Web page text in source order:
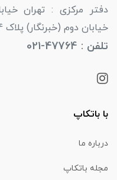
دفتر مرکزی : تهران
خیابان دوم (خبرنگار) پلاک 4
تلفن : 47764-021
با باتکاپ
درباره ما
مجله باتکاپ